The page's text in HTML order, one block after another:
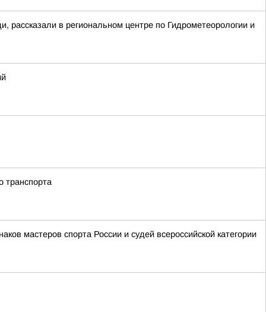
рассказали в региональном центре по Гидрометеорологии и
транспорта
мастеров спорта России и судей всероссийской категории